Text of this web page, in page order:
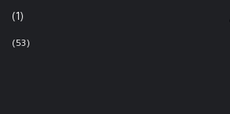
(1)
(53)